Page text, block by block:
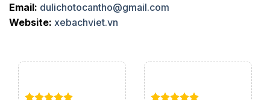
Email: dulichotocantho@gmail.com
Website: xebachviet.vn